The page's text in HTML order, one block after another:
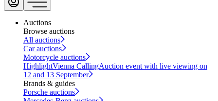
Auctions
Browse auctions
All auctions
Car auctions
Motorcycle auctions
HighlightVienna CallingAuction event with live viewing on
12 and 13 September
Brands & guides
Porsche auctions